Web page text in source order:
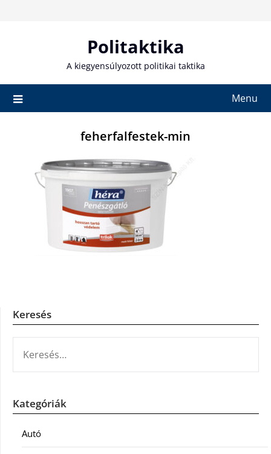
Politaktika
A kiegyensúlyozott politikai taktika
Menu
feherfalfestek-min
Keresés
Kategóriák
Autó